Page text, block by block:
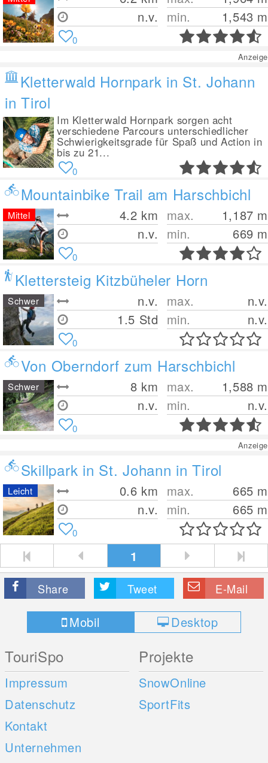
n.v.
min.
1,543 m
0
Anzeige
Kletterwald Hornpark in St. Johann
in Tirol
Im Kletterwald Hornpark sorgen acht
verschiedene Parcours unterschiedlicher
Schwierigkeitsgrade für Spaß und Action in
bis zu 21...
0
Mountainbike Trail am Harschbichl
4.2 km
n.v.
max. 1,187 m
min.
669 m
Mittel
0
Klettersteig Kitzbüheler Horn
n.v.
1.5 Std
max.
n.v.
min.
n.v.
Schwer
0
Von Oberndorf zum Harschbichl
8 km
n.v.
max. 1,588 m
min.
n.v.
Schwer
0
Anzeige
Skillpark in St. Johann in Tirol
0.6 km
n.v.
max. 665 m
min.
665 m
Leicht
0
1
Share Tweet E-Mail
Mobil Desktop
TouriSpo
Impressum
Datenschutz
Kontakt
Unternehmen
Projekte
SnowOnline
SportFits